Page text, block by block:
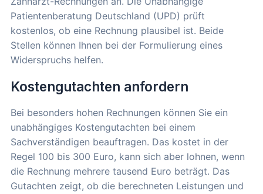
Patientenberatung Deutschland (UPD) prüft
kostenlos, ob eine Rechnung plausibel ist. Beide
Stellen können Ihnen bei der Formulierung eines
Widerspruchs helfen.
Kostengutachten anfordern
Bei besonders hohen Rechnungen können Sie ein
unabhängiges Kostengutachten bei einem
Sachverständigen beauftragen. Das kostet in der
Regel 100 bis 300 Euro, kann sich aber lohnen, wenn
die Rechnung mehrere tausend Euro beträgt. Das
Gutachten zeigt, ob die berechneten Leistungen und